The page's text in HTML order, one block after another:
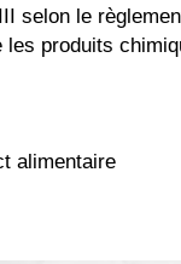
le
produits